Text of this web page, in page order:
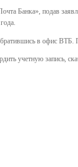
Банка», подав
в офис ВТБ.
учетную запись,